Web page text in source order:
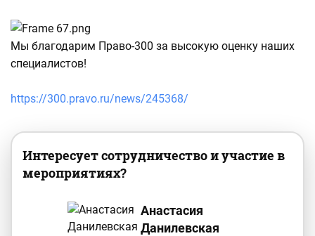
Мы благодарим Право-300 за высокую оценку наших
специалистов!
https://300.pravo.ru/news/245368/
Интересует сотрудничество и участие в
мероприятиях?
Анастасия
Данилевская